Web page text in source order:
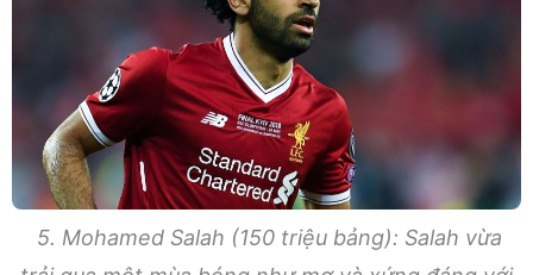
5. Mohamed Salah (150 triệu bảng): Salah vừa